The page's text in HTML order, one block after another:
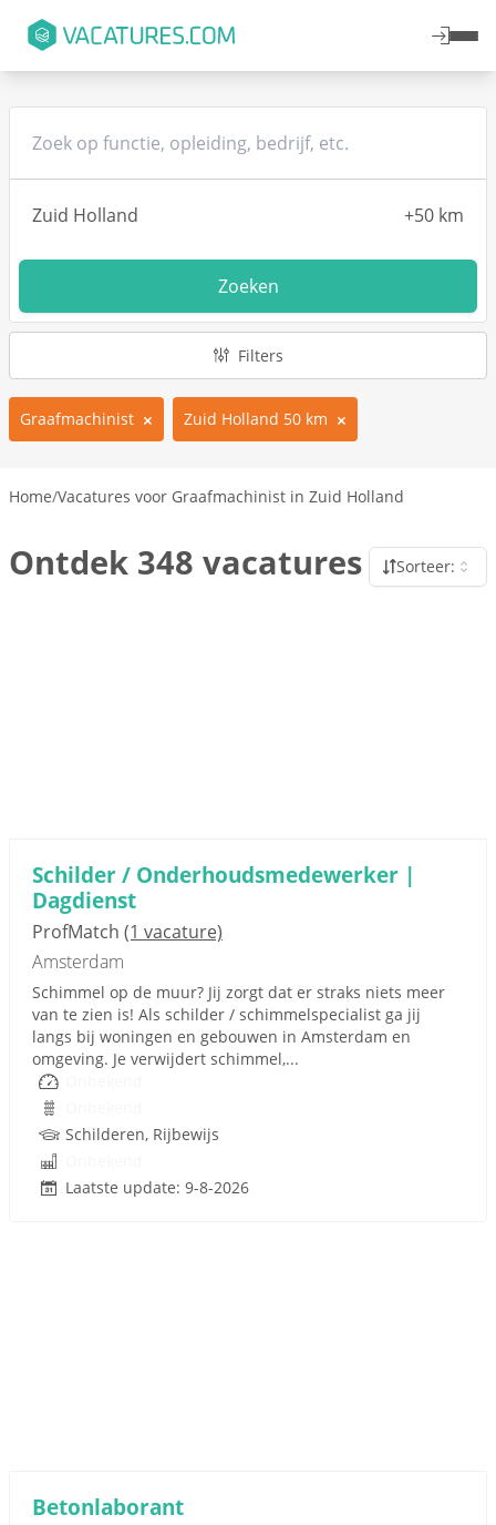
Zoeken
Filters
Graafmachinist Zuid Holland 50 km
Home/Vacatures voor Graafmachinist in Zuid Holland
Ontdek 348 vacatures Sorteer:
Schilder / Onderhoudsmedewerker |
Dagdienst
ProfMatch (1 vacature)
Amsterdam
Schimmel op de muur? Jij zorgt dat er straks niets meer
van te zien is! Als schilder / schimmelspecialist ga jij
langs bij woningen en gebouwen in Amsterdam en
omgeving. Je verwijdert schimmel,...
Schilderen, Rijbewijs
Laatste update: 9-8-2026
Betonlaborant